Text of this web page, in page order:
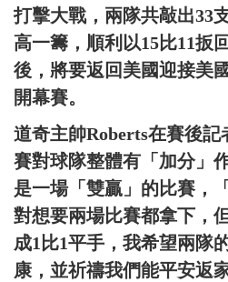
打擊大戰，兩隊共敲出33
高一籌，順利以15比11扳
後，將要返回美國迎接美
開幕賽。
道奇主帥Roberts在賽後
賽對球隊整體有「加分」
是一場「雙贏」的比賽，
對想要兩場比賽都拿下，
成1比1平手，我希望兩隊
康，並祈禱我們能平安返